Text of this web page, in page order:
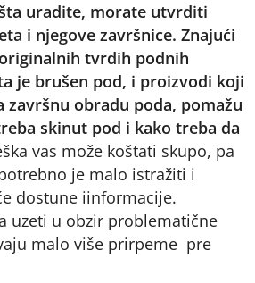
uradite, morate utvrditi
i njegove završnice. Znajući
tvrdih podnih
je brušen pod, i proizvodi koji
završnu obradu poda, pomažu
skinut pod i kako treba da
vas može koštati skupo, pa
je malo istražiti i
dostune iinformacije.
uzeti u obzir problematične
malo više prirpeme pre